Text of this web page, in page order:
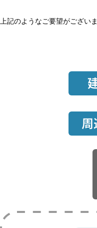
上記のようなご要望がござい